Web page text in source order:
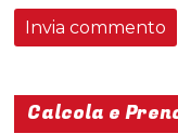
Calcola e